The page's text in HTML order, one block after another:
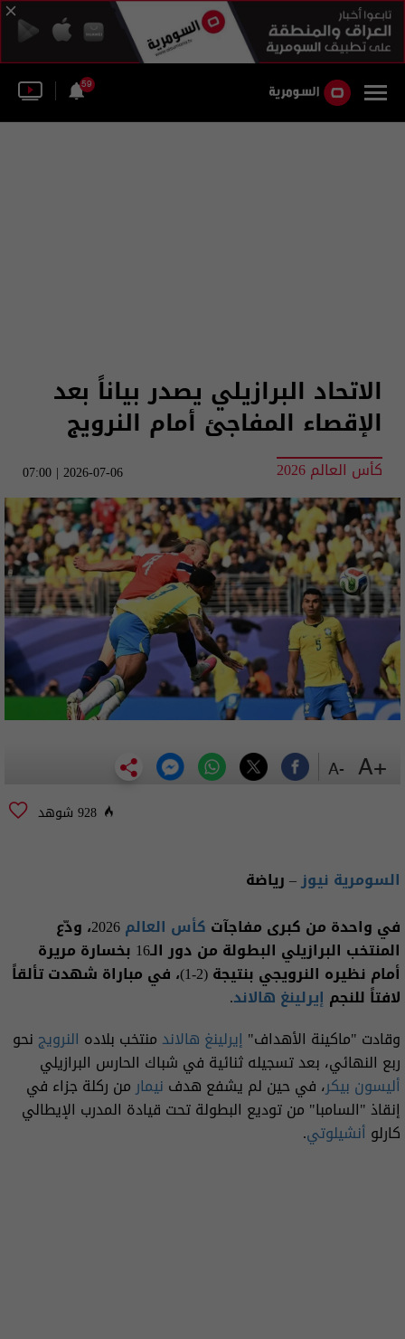
59
الاتحاد البرازيلي يصدر بياناً بعد
الإقصاء المفاجئ أمام النرويج
كأس العالم 2026 2026-07-06 | 07:00
928 شوهد
السومرية نيوز– رياضة
في واحدة من كبرى مفاجآت كأس العالم
2026، ودّع
المنتخب البرازيلي البطولة من دور الـ16 بخسارة مريرة
أمام نظيره النرويجي بنتيجة (2-1)، في مباراة شهدت تألقاً
لافتاً للنجم إيرلينغ هالاند.
وقادت "ماكينة الأهداف" إيرلينغ هالاندمنتخب بلاده النرويج نحو
ربع النهائي، بعد تسجيله ثنائية في شباك الحارس البرازيلي
أليسون بيكر، في حين لم يشفع هدف نيمارمن ركلة جزاء في
إنقاذ "السامبا" من توديع البطولة تحت قيادة المدرب الإيطالي
كارلو أنشيلوتي.
+A
-A